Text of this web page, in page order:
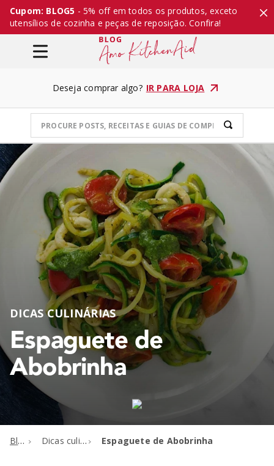
Cupom: BLOG5 - 5% off em todos os produtos, exceto
utensílios de cozinha e peças de reposição. Confira!
Deseja comprar algo? IR PARA LOJA
DICAS CULINÁRIAS
Espaguete de
Abobrinha
Blog Dicas culinárias Espaguete de Abobrinha